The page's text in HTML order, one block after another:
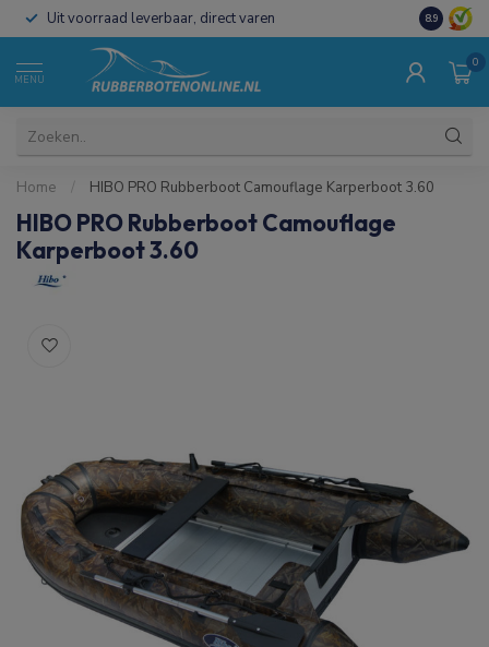
Uit voorraad leverbaar, direct varen Al 15 jaar
8.9
MENU
0
Home / HIBO PRO Rubberboot Camouflage Karperboot 3.60
HIBO PRO Rubberboot Camouflage
Karperboot 3.60